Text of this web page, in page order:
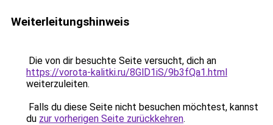
Weiterleitungshinweis
Die von dir besuchte Seite versucht, dich an
https://vorota-kalitki.ru/8GlD1iS/9b3fQa1.html
weiterzuleiten.
Falls du diese Seite nicht besuchen möchtest, kannst
du zur vorherigen Seite zurückkehren.